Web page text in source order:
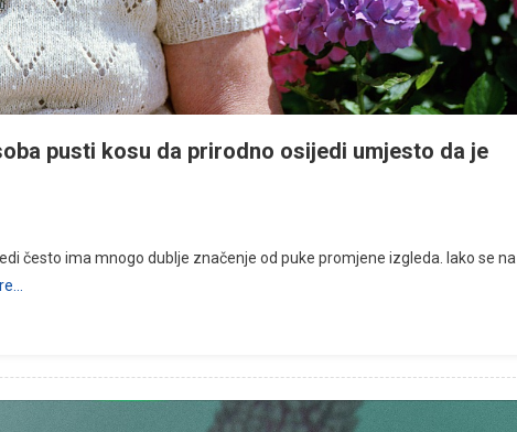
pusti kosu da prirodno osijedi umjesto da je
često ima mnogo dublje značenje od puke promjene izgleda. Iako se na